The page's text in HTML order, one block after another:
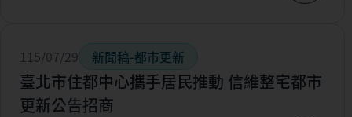
115/07/29 新聞稿-都市更新
臺北市住都中心攜手居民推動 信維整宅都市
更新公告招商